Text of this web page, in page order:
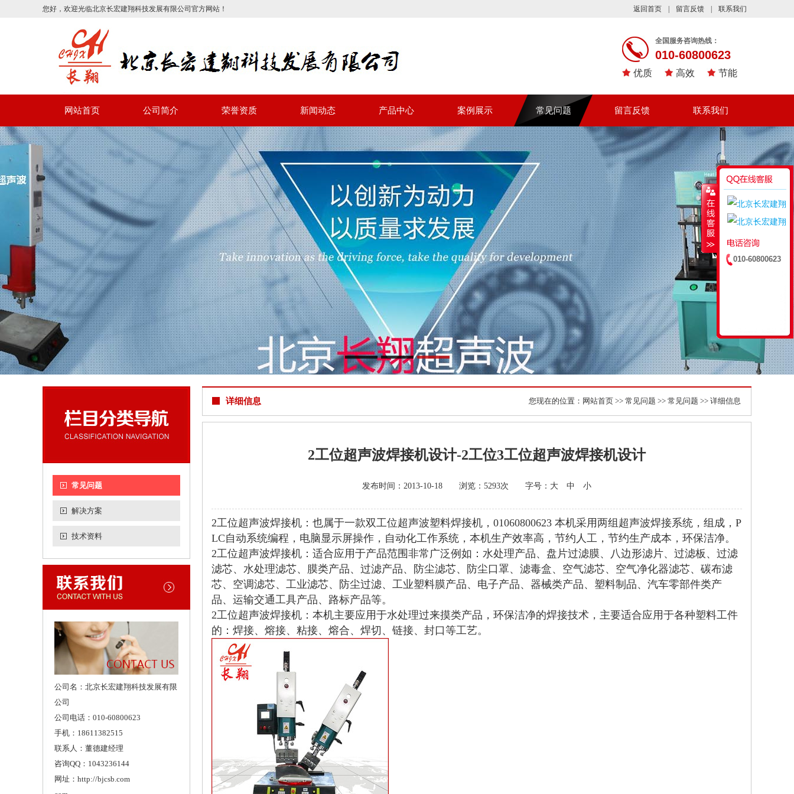
您好，欢迎光临北京长宏建翔科技发展有限公司官方网站！ 返回首页 留言反馈 联系我们
全国服务咨询热线：
010-60800623
优质 高效 节能
网站首页 公司简介 荣誉资质 新闻动态 产品中心 案例展示 常见问题 留言反馈 联系我们
常见问题
解决方案
技术资料
公司名：北京长宏建翔科技发展有限
公司
公司电话：010-60800623
手机：18611382515
联系人：董德建经理
咨询QQ：1043236144
网址：http://bjcsb.com
详细信息 您现在的位置： 网站首页 >> 常见问题 >> 常见问题 >> 详细信息
2工位超声波焊接机设计-2工位3工位超声波焊接机设计
发布时间：2013-10-18 浏览：5293次 字号： 大 中 小
2工位超声波焊接机：也属于一款双工位超声波塑料焊接机，01060800623 本机采用两组超声波焊接系统，组成，P
LC自动系统编程，电脑显示屏操作，自动化工作系统，本机生产效率高，节约人工，节约生产成本，环保洁净。
2工位超声波焊接机：适合应用于产品范围非常广泛例如：水处理产品、盘片过滤膜、八边形滤片、过滤板、过滤
滤芯、水处理滤芯、膜类产品、过滤产品、防尘滤芯、防尘口罩、滤毒盒、空气滤芯、空气净化器滤芯、碳布滤
芯、空调滤芯、工业滤芯、防尘过滤、工业塑料膜产品、电子产品、器械类产品、塑料制品、汽车零部件类产
品、运输交通工具产品、路标产品等。
2工位超声波焊接机：本机主要应用于水处理过来摸类产品，环保洁净的焊接技术，主要适合应用于各种塑料工件
的：焊接、熔接、粘接、熔合、焊切、链接、封口等工艺。
010-60800623